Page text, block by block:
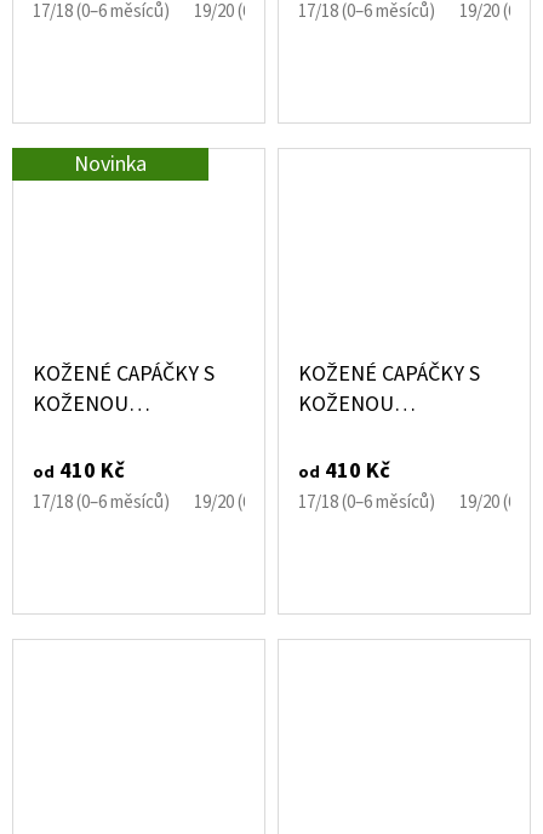
17/18 (0–6 měsíců) 19/20 (6–12 měsíců) 21/22 (12–18 měsíců)
17/18 (0–6 měsíců) 19/20
Novinka
KOŽENÉ CAPÁČKY S
KOŽENOU
BULDOČEK NA HNĚDÉ
EBOOBA
od 410 Kč
17/18 (0–6 měsíců) 19/20 (6–12 měsíců) 21/22 (12–18 měsíců)
KOŽENÉ CAPÁČKY S
KOŽENOU
HOLUBICE EBOOBA
od 410 Kč
17/18 (0–6 měsíců) 19/20